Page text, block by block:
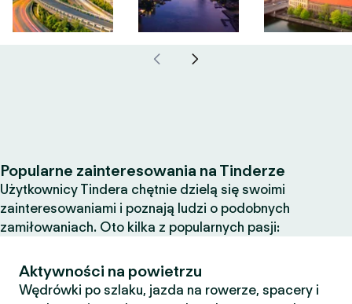
Popularne zainteresowania na Tinderze
Użytkownicy Tindera chętnie dzielą się swoimi
zainteresowaniami i poznają ludzi o podobnych
zamiłowaniach. Oto kilka z popularnych pasji:
Aktywności na powietrzu
Wędrówki po szlaku, jazda na rowerze, spacery i